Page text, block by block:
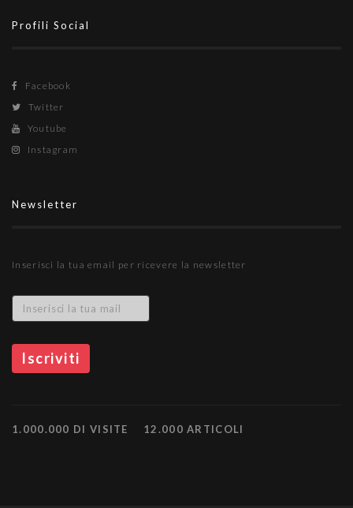
Profili Social
Facebook
Twitter
Youtube
Instagram
Newsletter
Inserisci la tua email per ricevere la newsletter
1.000.000 DI VISITE 12.000 ARTICOLI